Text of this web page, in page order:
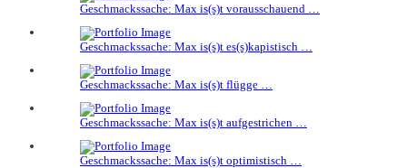
Geschmackssache: Max is(s)t vorausschauend …
Geschmackssache: Max is(s)t es(s)kapistisch …
Geschmackssache: Max is(s)t flügge …
Geschmackssache: Max is(s)t aufgestrichen …
Geschmackssache: Max is(s)t optimistisch …